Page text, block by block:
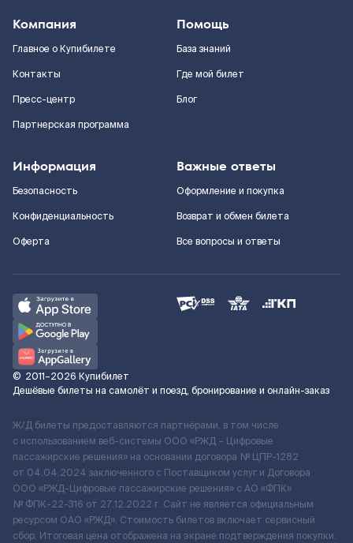
Компания
Главное о Купибилете
Контакты
Пресс-центр
Партнерская программа
Помощь
База знаний
Где мой билет
Блог
Информация
Безопасность
Конфиденциальность
Оферта
Важные ответы
Оформление и покупка
Возврат и обмен билета
Все вопросы и ответы
© 2011–2026 Купибилет
Дешёвые билеты на самолёт и поезд, бронирование и онлайн-заказ
Ж/Д билеты предоставляются партнёрами, в том числе
с использованием веб-системы ООО «РЖД – Цифровые
пассажирские решения» на основании договора № ЦПР-1282
от 04.04.2024 заключенного с Поставщиком услуг и Договора
ООО «РЖД-Цифровые пассажирские решения» c АО «ФПК»
№ ФПК-22-316 от 27.12.2022 г. Сайт не является официальным
ресурсом ОАО «РЖД». Стоимость билетов включает сервисный
сбор. Итоговая цена отображена на экране подтверждения покупки.